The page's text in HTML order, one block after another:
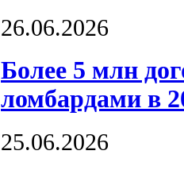
26.06.2026
Более 5 млн
ломбардами в
25.06.2026